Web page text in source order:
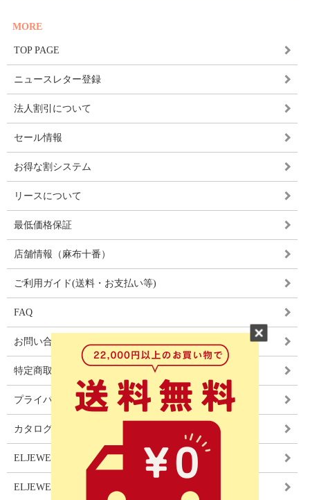
MORE
TOP PAGE
ニュースレター登録
法人割引について
セール情報
お得な割システム
リースについて
最低価格保証
店舗情報（麻布十番）
ご利用ガイド(送料・お支払い等)
FAQ
お問い合わせ
特定商取引法に基づく表記
プライバシーポリシー
カタログ
ELJEWEL LIGHITNG
ELJEWEL カーテン